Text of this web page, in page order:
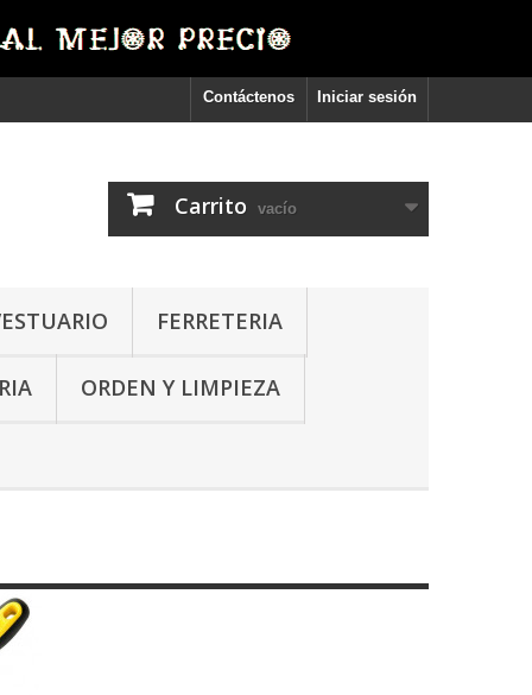
Iniciar sesión
Contáctenos
Carrito vacío
FERRETERIA
ORDEN Y LIMPIEZA